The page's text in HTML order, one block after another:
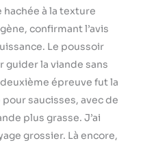
à la texture
confirmant l’avis
Le poussoir
guider la viande sans
épreuve fut la
saucisses, avec de
plus grasse. J’ai
grossier. Là encore,